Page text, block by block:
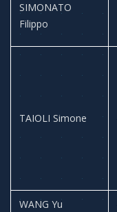
SIMONATO
Filippo
TAIOLI Simone
WANG Yu